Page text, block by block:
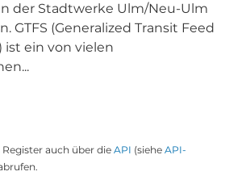
der Stadtwerke Ulm/Neu-Ulm
GTFS (Generalized Transit Feed
ist ein von vielen
Register auch über die API (siehe API-